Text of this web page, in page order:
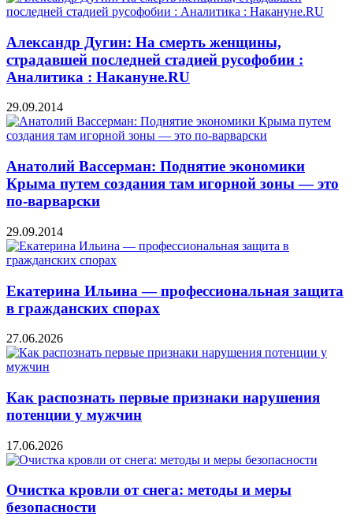
Александр Дугин: На смерть женщины,
страдавшей последней стадией русофобии :
Аналитика : Накануне.RU
29.09.2014
Анатолий Вассерман: Поднятие экономики
Крыма путем создания там игорной зоны — это
по-варварски
29.09.2014
Екатерина Ильина — профессиональная защита
в гражданских спорах
27.06.2026
Как распознать первые признаки нарушения
потенции у мужчин
17.06.2026
Очистка кровли от снега: методы и меры
безопасности